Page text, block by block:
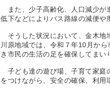
また、少子高齢化、人口減少が
低下などによりバス路線の減便や
そうした状況において、金木地
川原地域では、令和７年10月か
き市民の生活の足を確保してまい
子ども達の遊び場、子育て家庭
をつけながら、安全の確保、利用